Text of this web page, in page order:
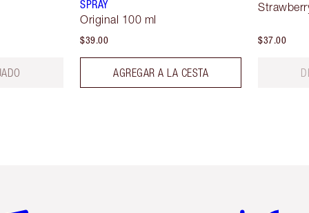
SPRAY
Original 100 ml
$39.00
AGREGAR A LA CESTA
$37.00